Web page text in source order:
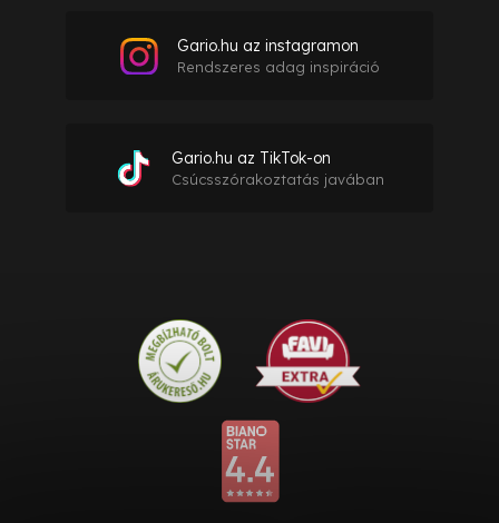
Gario.hu az instagramon
Rendszeres adag inspiráció
Gario.hu az TikTok-on
Csúcsszórakoztatás javában